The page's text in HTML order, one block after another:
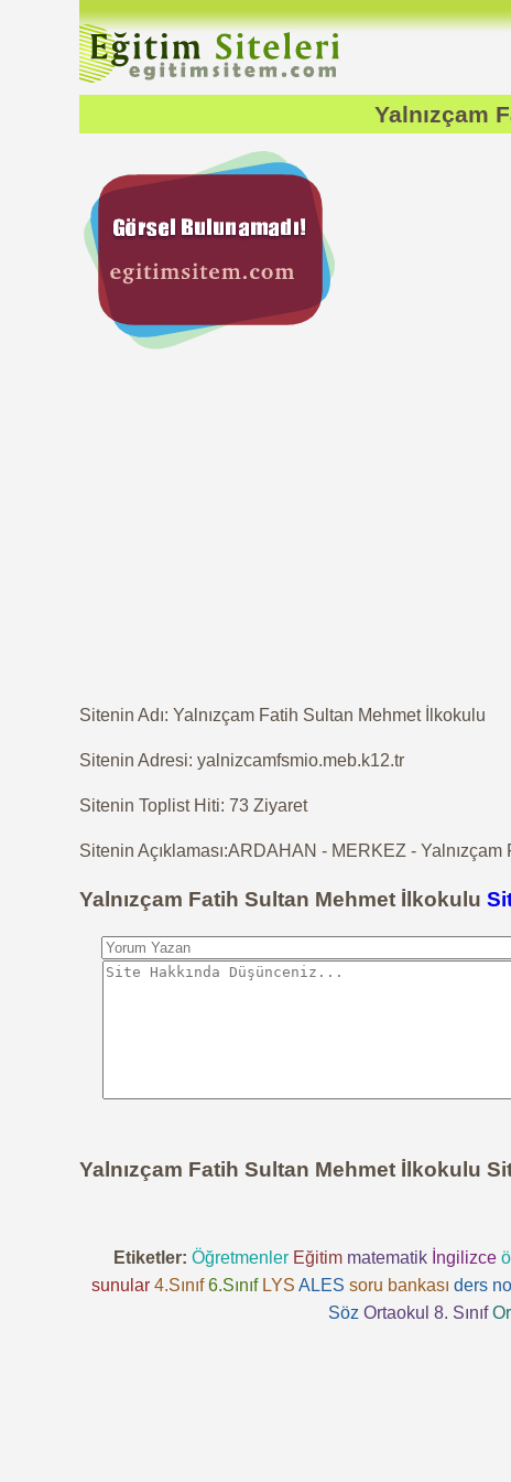
Yalnızçam
Sitenin Adı: Yalnızçam Fatih Sultan Mehmet İlkokulu
Sitenin Adresi: yalnizcamfsmio.meb.k12.tr
Sitenin Toplist Hiti: 73 Ziyaret
Sitenin Açıklaması:ARDAHAN - MERKEZ -
Yalnızçam Fatih Sultan Mehmet İlkokulu
Yalnızçam Fatih Sultan Mehmet İlkokulu
Etiketler: Öğretmenler Eğitim matematik İngilizce
sunular 4.Sınıf 6.Sınıf LYS ALES soru bankası ders
Söz Ortaokul 8. Sınıf